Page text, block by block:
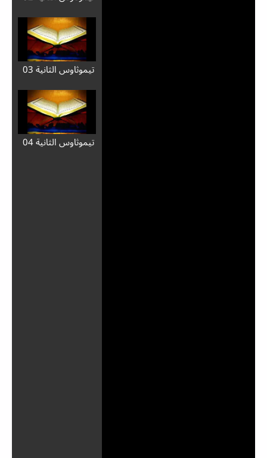
تيموثاوس الثانية 03
تيموثاوس الثانية 04